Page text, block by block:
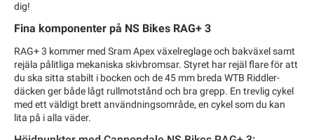
dig!
Fina komponenter på NS Bikes RAG+ 3
RAG+ 3 kommer med Sram Apex växelreglage och bakväxel samt
rejäla pålitliga mekaniska skivbromsar. Styret har rejäl flare för att
du ska sitta stabilt i bocken och de 45 mm breda WTB Riddler-
däcken ger både lågt rullmotstånd och bra grepp. En trevlig cykel
med ett väldigt brett användningsområde, en cykel som du kan
lita på i alla väder.